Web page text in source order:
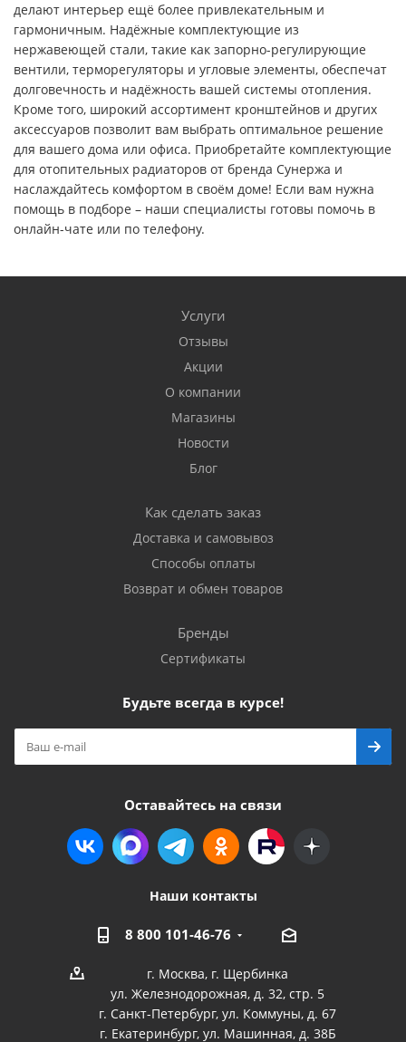
делают интерьер ещё более привлекательным и
гармоничным. Надёжные комплектующие из
нержавеющей стали, такие как запорно-регулирующие
вентили, терморегуляторы и угловые элементы, обеспечат
долговечность и надёжность вашей системы отопления.
Кроме того, широкий ассортимент кронштейнов и других
аксессуаров позволит вам выбрать оптимальное решение
для вашего дома или офиса. Приобретайте комплектующие
для отопительных радиаторов от бренда Сунержа и
наслаждайтесь комфортом в своём доме! Если вам нужна
помощь в подборе – наши специалисты готовы помочь в
онлайн-чате или по телефону.
Услуги
Отзывы
Акции
О компании
Магазины
Новости
Блог
Как сделать заказ
Доставка и самовывоз
Способы оплаты
Возврат и обмен товаров
Бренды
Сертификаты
Будьте всегда в курсе!
Оставайтесь на связи
Наши контакты
8 800 101-46-76
г. Москва, г. Щербинка
ул. Железнодорожная, д. 32, стр. 5
г. Санкт-Петербург, ул. Коммуны, д. 67
г. Екатеринбург, ул. Машинная, д. 38Б